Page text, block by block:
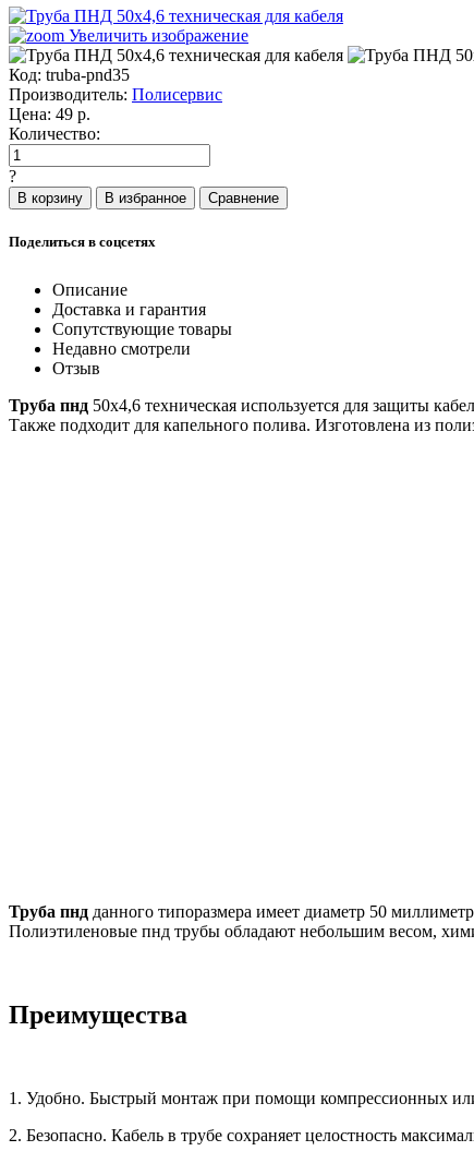
Увеличить изображение
Код: truba-pnd35
Производитель: Полисервис
Цена: 49 р.
Количество:
?
Поделиться в соцсетях
Описание
Доставка и гарантия
Сопутствующие товары
Недавно смотрели
Отзыв
Труба пнд 50х4,6 техническая используется для защиты
Также подходит для капельного полива. Изготовлена из
Труба пнд данного типоразмера имеет диаметр 50
Полиэтиленовые пнд трубы обладают небольшим весом,
Преимущества
1. Удобно. Быстрый монтаж при помощи компрессионных
2. Безопасно. Кабель в трубе сохраняет целостность